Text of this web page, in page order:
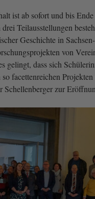
ist ab sofort und bis
Teilausstellungen
Geschichte in
von
gelingt, dass sich
facettenreichen Projekten
Schellenberger zur